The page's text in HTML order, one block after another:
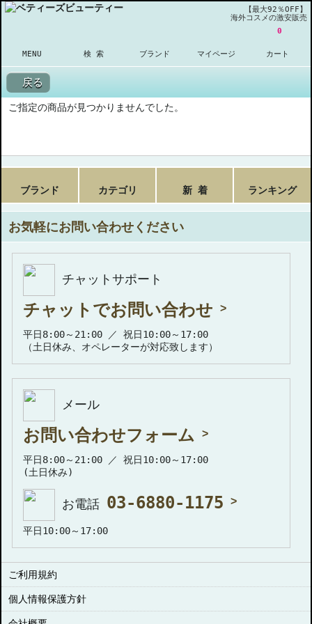
【最大92％OFF】
海外コスメの激安販売
MENU 検 索 ブランド マイページ
0
カート
戻る
ご指定の商品が見つかりませんでした。
ブランド カテゴリ 新 着 ランキング
お気軽にお問い合わせください
チャットサポート
チャットでお問い合わせ
平日8:00～21:00 ／ 祝日10:00～17:00
（土日休み、オペレーターが対応致します）
メール
お問い合わせフォーム
平日8:00～21:00 ／ 祝日10:00～17:00
(土日休み)
お電話 03-6880-1175
平日10:00～17:00
ご利用規約
個人情報保護方針